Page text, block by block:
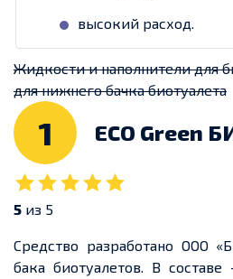
высокий расход.
Жидкости и наполнители для
для нижнего бачка биотуалета
1 ECO Green
5 из 5
Средство разработано ООО
бака биотуалетов. В